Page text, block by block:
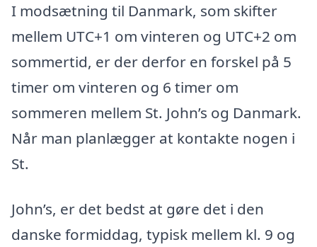
I modsætning til Danmark, som skifter
mellem UTC+1 om vinteren og UTC+2 om
sommertid, er der derfor en forskel på 5
timer om vinteren og 6 timer om
sommeren mellem St. John’s og Danmark.
Når man planlægger at kontakte nogen i
St.
John’s, er det bedst at gøre det i den
danske formiddag, typisk mellem kl. 9 og